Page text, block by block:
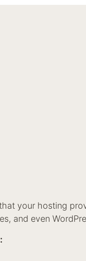
your hosting
and even